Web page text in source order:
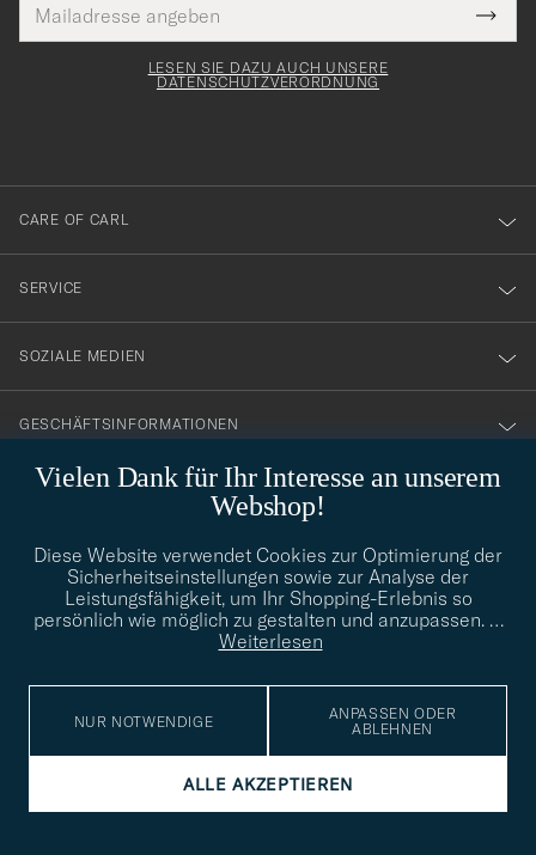
Vielen Dank für Ihr Interesse an unserem
Webshop!
Diese Website verwendet Cookies zur Optimierung der
Sicherheitseinstellungen sowie zur Analyse der
Leistungsfähigkeit, um Ihr Shopping-Erlebnis so
persönlich wie möglich zu gestalten und anzupassen. …
Weiterlesen
NUR NOTWENDIGE
ANPASSEN ODER
ABLEHNEN
ALLE AKZEPTIEREN
Mail
Adresse
Tack
för
dig
till
vårt
nyhetsbrev!
LESEN SIE DAZU AUCH UNSERE
DATENSCHUTZVERORDNUNG
CARE OF CARL
SERVICE
SOZIALE MEDIEN
GESCHÄFTSINFORMATIONEN
info@careofcarl.de
Benötigen Sie Hilfe bei der Suche nach Ihrem persönlichen Stil?
Wenden Sie sich an uns, wir helfen Ihnen gerne weiter!